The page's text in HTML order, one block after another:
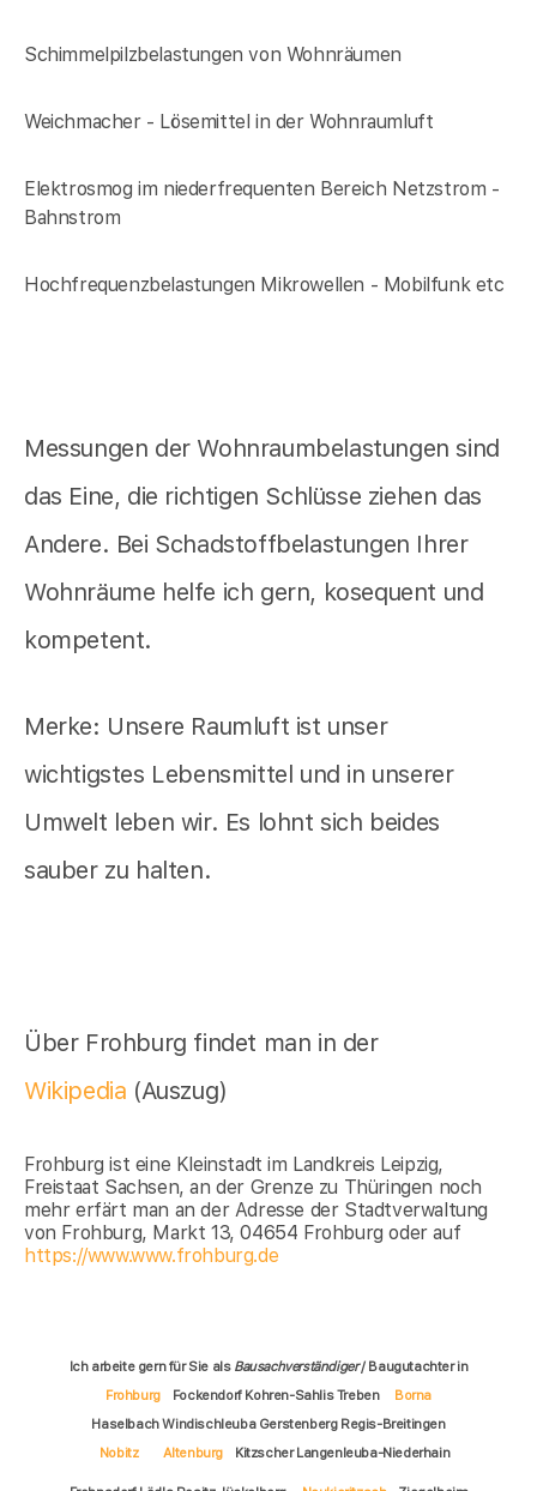
Schimmelpilzbelastungen von Wohnräumen
Weichmacher - Lösemittel in der Wohnraumluft
Elektrosmog im niederfrequenten Bereich Netzstrom -
Bahnstrom
Hochfrequenzbelastungen Mikrowellen - Mobilfunk etc
Messungen der Wohnraumbelastungen sind
das Eine, die richtigen Schlüsse ziehen das
Andere. Bei Schadstoffbelastungen Ihrer
Wohnräume helfe ich gern, kosequent und
kompetent.
Merke: Unsere Raumluft ist unser
wichtigstes Lebensmittel und in unserer
Umwelt leben wir. Es lohnt sich beides
sauber zu halten.
Über Frohburg findet man in der
Wikipedia (Auszug)
Frohburg ist eine Kleinstadt im Landkreis Leipzig,
Freistaat Sachsen, an der Grenze zu Thüringen noch
mehr erfärt man an der Adresse der Stadtverwaltung
von Frohburg, Markt 13, 04654 Frohburg oder auf
https://www.www.frohburg.de
Ich arbeite gern für Sie als Bausachverständiger/ Baugutachter in
Frohburg
Fockendorf Kohren-Sahlis Treben
Borna
Haselbach Windischleuba Gerstenberg Regis-Breitingen
Nobitz
Altenburg Kitzscher Langenleuba-Niederhain